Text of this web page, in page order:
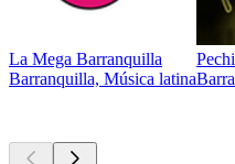
La Mega Barranquilla
Barranquilla, Música latina